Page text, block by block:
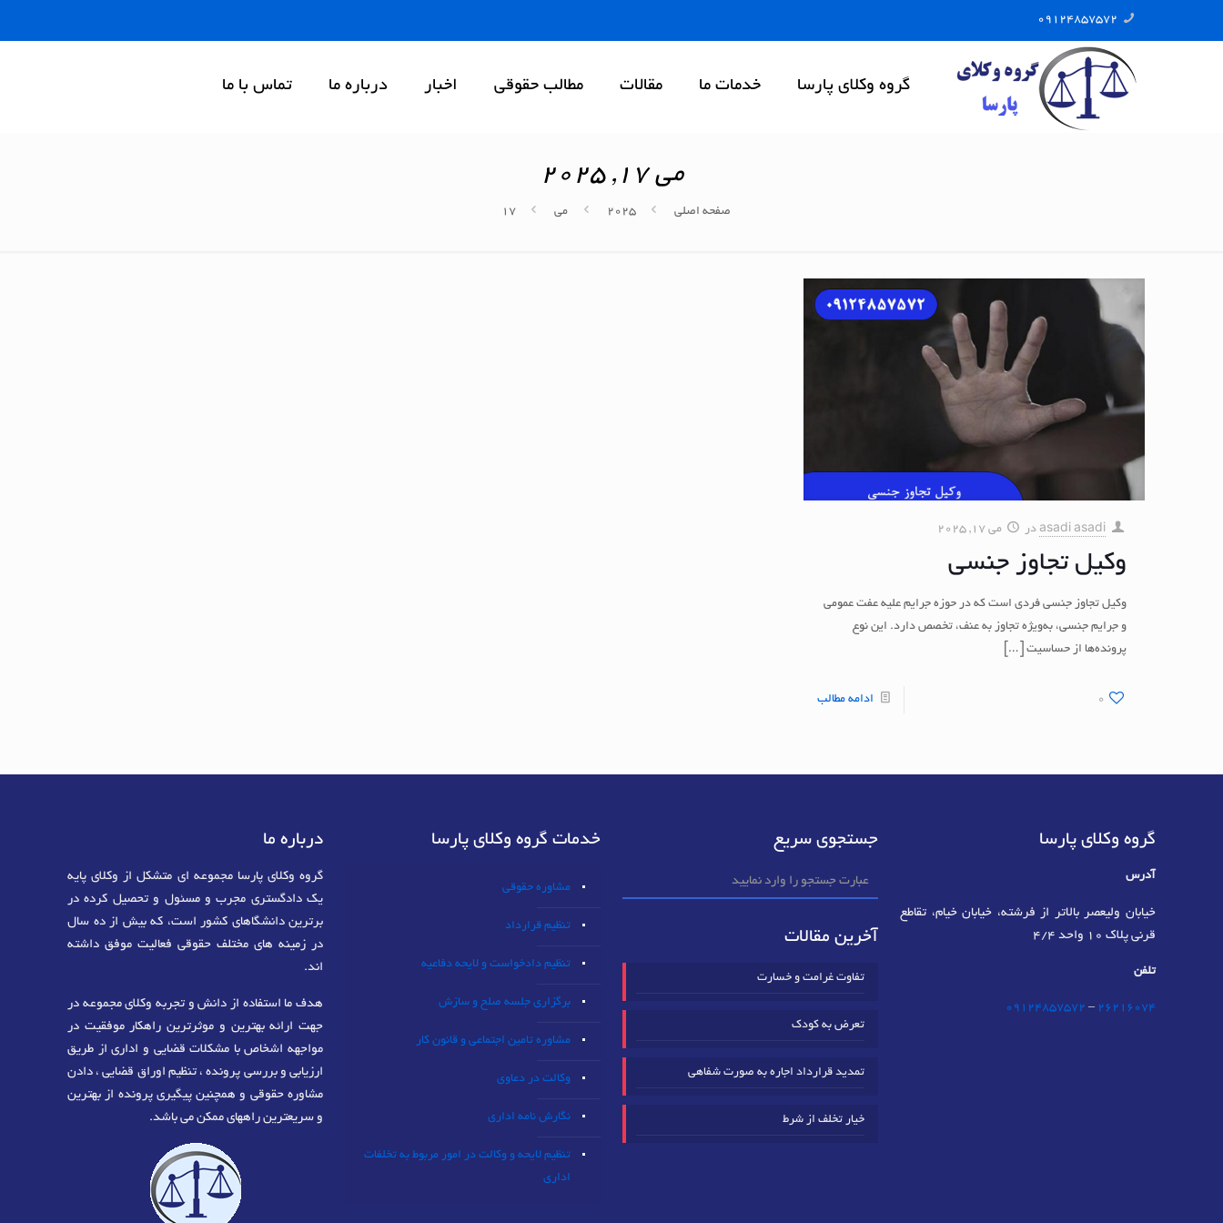
09124857572
گروه وکلای پارسا خدمات ما مقالات مطالب حقوقی اخبار درباره ما تماس با ما
می 17, 2025
صفحه اصلی 2025 می 17
asadi asadi در می 17, 2025
وکیل تجاوز جنسی
وکیل تجاوز جنسی فردی است که در حوزه جرایم علیه عفت عمومی
و جرایم جنسی، به‌ویژه تجاوز به عنف، تخصص دارد. این نوع
پرونده‌ها از حساسیت[…]
0 ادامه مطالب
گروه وکلای پارسا
آدرس
خیابان ولیعصر بالاتر از فرشته، خیابان خیام، تقاطع
قرنی پلاک 10 واحد 4/4
تلفن
٢٦٢١٦٠٧٤ –
09124857572
جستجوی سریع
آخرین مقالات
تفاوت غرامت و خسارت
تعرض به کودک
تمدید قرارداد اجاره به صورت شفاهی
خیار تخلف از شرط
خدمات گروه وکلای پارسا
مشاوره حقوقی
تنظیم قرارداد
تنظیم دادخواست و لایحه دفاعیه
برگزاری جلسه صلح و سازش
مشاوره تامین اجتماعی و قانون کار
وکالت در دعاوی
نگارش نامه اداری
تنظیم لایحه و وکالت در امور مربوط به تخلفات
اداری
درباره ما
گروه وکلای پارسا مجموعه ای متشکل از وکلای پایه
یک دادگستری مجرب و مسئول و تحصیل کرده در
برترین دانشگاهای کشور است، که بیش از ده سال
در زمینه های مختلف حقوقی فعالیت موفق داشته
اند.
هدف ما استفاده از دانش و تجربه وکلای مجموعه در
جهت ارائه بهترین و موثرترین راهکار موفقیت در
مواجهه اشخاص با مشکلات قضایی و اداری از طریق
ارزیابی و بررسی پرونده ، تنظیم اوراق قضایی ، دادن
مشاوره حقوقی و همچنین پیگیری پرونده از بهترین
و سریعترین راههای ممکن می باشد.